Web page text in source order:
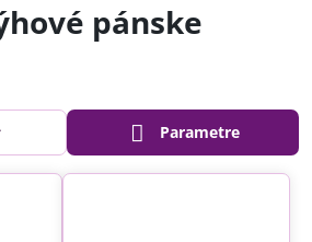
pánske
Parametre